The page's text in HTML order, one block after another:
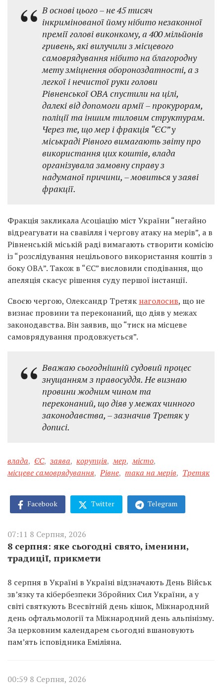
В основі цього – не 45 тисяч
інкримінованої йому нібито незаконної
премії голові виконкому, а 400 мільйонів
гривень, які вилучили з місцевого
самоврядування нібито на благородну
мету зміцнення обороноздатності, а з
легкої і нечистої руки голови
Рівненської ОВА спустили на цілі,
далекі від допомоги армії – прокурорам,
поліції та іншим тиловим структурам.
Через те, що мер і фракція “ЄС” у
міськраді Рівного вимагають звіту про
використання цих коштів, влада
організувала замовну справу з
надуманої причини, – мовиться у заяві
фракції.
Фракція закликала Асоціацію міст України “негайно
відреагувати на свавілля і чергову атаку на мерів”, а в
Рівненській міській раді вимагають створити комісію
із “розслідування нецільового використання коштів з
боку ОВА”. Також в “ЄС” висловили сподівання, що
апеляція скасує рішення суду першої інстанції.
Своєю чергою, Олександр Третяк наголосив, що не
визнає провини та переконаний, що діяв у межах
законодавства. Він заявив, що “тиск на місцеве
самоврядування продовжується”.
Вважаю сьогоднішній судовий процес
знущанням з правосуддя. Не визнаю
провини жодним чином та
переконаний, що діяв у межах чинного
законодавства, – зазначив Третяк у
дописі.
влада, ЄС, заява, корупція, мер, місто,
місцеве самоврядування, Рівне, така на мерів, Третяк
Facebook Twitter Telegram
07:11 8 Серпня, 2026
8 серпня: яке сьогодні свято, іменини,
традиції, прикмети
8 серпня в Україні в Україні відзначають День Військ
зв’язку та кібербезпеки Збройних Сил України, а у
світі святкують Всесвітній день кішок, Міжнародний
день офтальмології та Міжнародний день альпінізму.
За церковним календарем сьогодні вшановують
пам’ять ісповідника Еміліяна.
00:59 8 Серпня, 2026